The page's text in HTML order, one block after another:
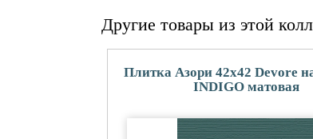
Другие товары из этой
Плитка Азори 42x42 Devore
INDIGO матовая